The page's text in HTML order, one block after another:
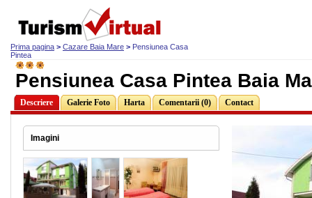
Prima pagina > Cazare Baia Mare > Pensiunea Casa
Pintea
Pensiunea Casa Pintea Baia
Descriere Galerie Foto Harta Comentarii (0) Contact
Imagini